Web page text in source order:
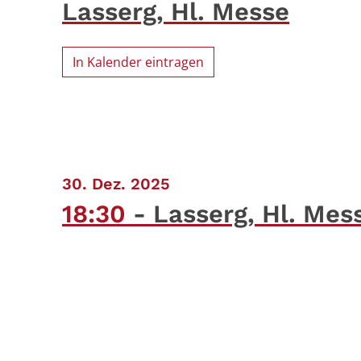
Lasserg, Hl. Messe
In Kalender eintragen
30. Dez. 2025
18:30 Lasserg, Hl.